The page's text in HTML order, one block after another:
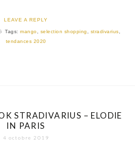
LEAVE A REPLY
Tags: mango selection shopping stradivarius
tendances 2020
STRADIVARIUS – ELODIE
IN PARIS
4 octobre 2019